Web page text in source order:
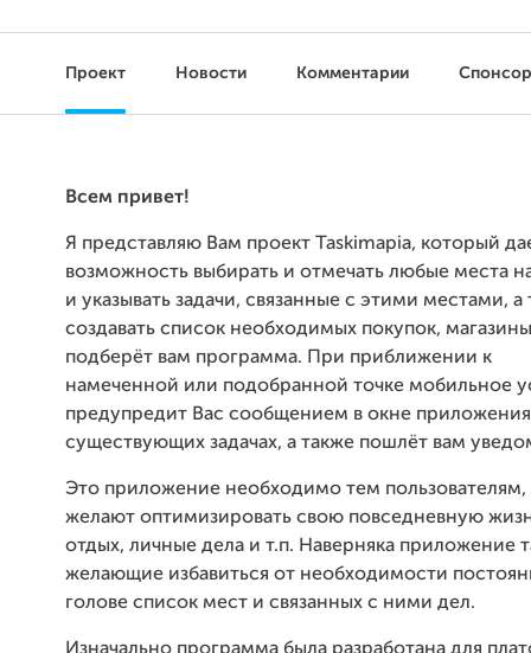
Проект Новости Комментарии
Всем привет!
Я представляю Вам проект Taskimapia, который
возможность выбирать и отмечать любые места
и указывать задачи, связанные с этими местами, а
создавать список необходимых покупок,
подберёт вам программа. При приближении к
намеченной или подобранной точке мобильное
предупредит Вас сообщением в окне
существующих задачах, а также пошлёт вам
Это приложение необходимо тем пользователям,
желают оптимизировать свою повседневную
отдых, личные дела и т.п. Наверняка приложение
желающие избавиться от необходимости
голове список мест и связанных с ними дел.